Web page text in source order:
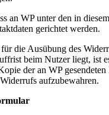
an WP unter den in
gerichtet werden.
die Ausübung des
beim Nutzer liegt, ist
der an WP
aufzubewahren.